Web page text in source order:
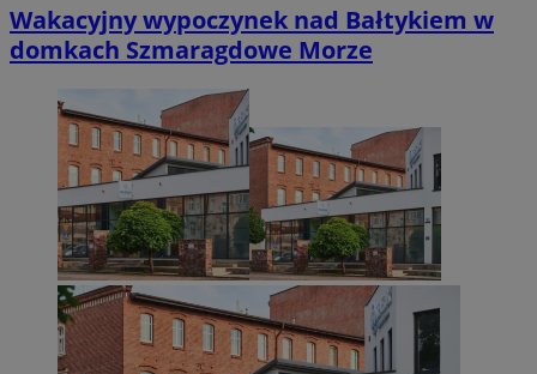
Wakacyjny wypoczynek nad Bałtykiem w
domkach Szmaragdowe Morze